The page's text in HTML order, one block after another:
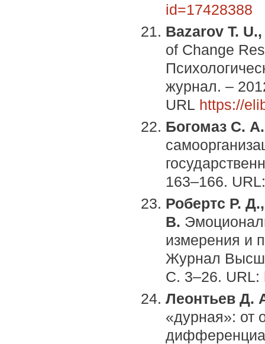
id=17428388
Bazarov T.
of Change
журнал. –
URL https://
Богомаз С. А.
163–166.
Робертс Р.
В.
измерения и
Журнал
С. 3–26. URL:
Леонтьев Д.
«дурная»: от